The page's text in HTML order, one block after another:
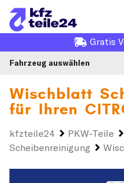
Gratis
Fahrzeug auswählen
Wischblatt
für Ihren
kfzteile24 PKW-Teile
Scheibenreinigung